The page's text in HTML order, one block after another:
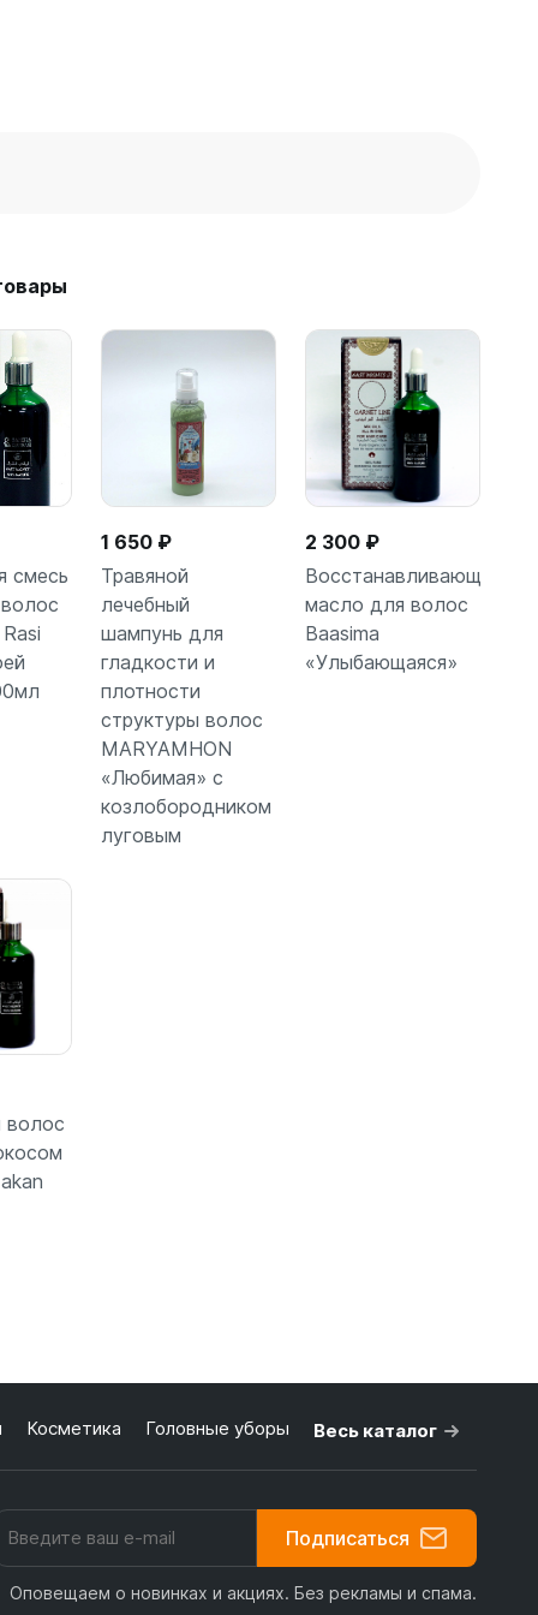
смесь
В корзину
1 650 ₽
Травяной
лечебный
шампунь для
гладкости и
плотности
структуры волос
MARYAMHON
«Любимая» с
козлобородником
луговым
В корзину
2 300 ₽
Восстанавливающее
масло для волос
Baasima
«Улыбающаяся»
Косметика Головные уборы Весь каталог
Подписаться
Оповещаем о новинках и акциях. Без рекламы и спама.